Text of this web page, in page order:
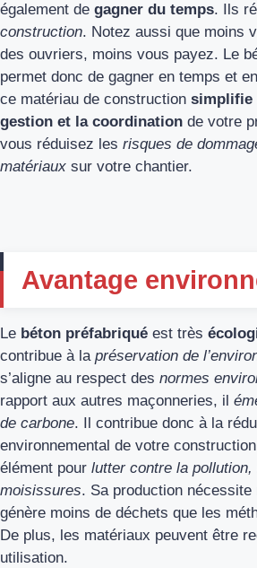
également de gagner du temps. Ils
construction. Notez aussi que moins
des ouvriers, moins vous payez. Le
permet donc de gagner en temps et
ce matériau de construction simplifie
gestion et la coordination de votre
vous réduisez les risques de
matériaux sur votre chantier.
Avantage
Le béton préfabriqué est très
contribue à la préservation de
s’aligne au respect des normes
rapport aux autres maçonneries, il
de carbone. Il contribue donc à la
environnemental de votre
élément pour lutter contre la
moisissures. Sa production nécessite
génère moins de déchets que les
De plus, les matériaux peuvent être
utilisation.